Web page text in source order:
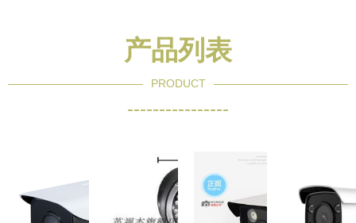
产品列表
PRODUCT
----------------